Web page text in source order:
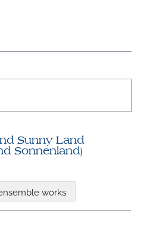
Sunny Land
Sonnenland)
works